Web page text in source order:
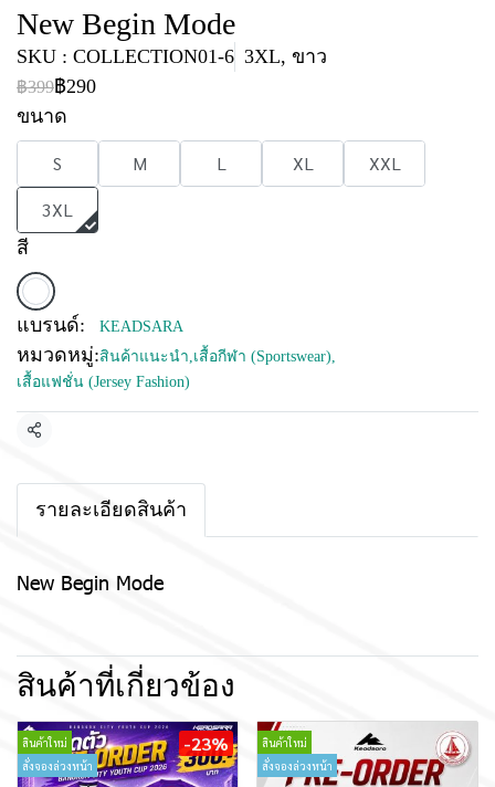
New Begin Mode
SKU : COLLECTION01-6 3XL, ขาว
฿399฿290
ขนาด
S M L XL
XXL
3XL
สี
แบรนด์: KEADSARA
หมวดหมู่:สินค้าแนะนำ,เสื้อกีฬา (Sportswear),
เสื้อแฟชั่น (Jersey Fashion)
แชร์
รายละเอียดสินค้า
New Begin Mode
สินค้าที่เกี่ยวข้อง
สินค้าใหม่
สั่งจองล่วงหน้า
-23%
สินค้าใหม่
สั่งจองล่วงหน้า